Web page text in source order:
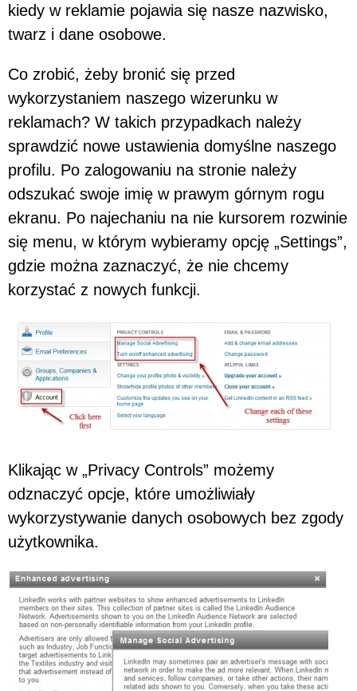
kiedy w reklamie pojawia się nasze nazwisko,
twarz i dane osobowe.
Co zrobić, żeby bronić się przed
wykorzystaniem naszego wizerunku w
reklamach? W takich przypadkach należy
sprawdzić nowe ustawienia domyślne naszego
profilu. Po zalogowaniu na stronie należy
odszukać swoje imię w prawym górnym rogu
ekranu. Po najechaniu na nie kursorem rozwinie
się menu, w którym wybieramy opcję „Settings”,
gdzie można zaznaczyć, że nie chcemy
korzystać z nowych funkcji.
Klikając w „Privacy Controls” możemy
odznaczyć opcje, które umożliwiały
wykorzystywanie danych osobowych bez zgody
użytkownika.